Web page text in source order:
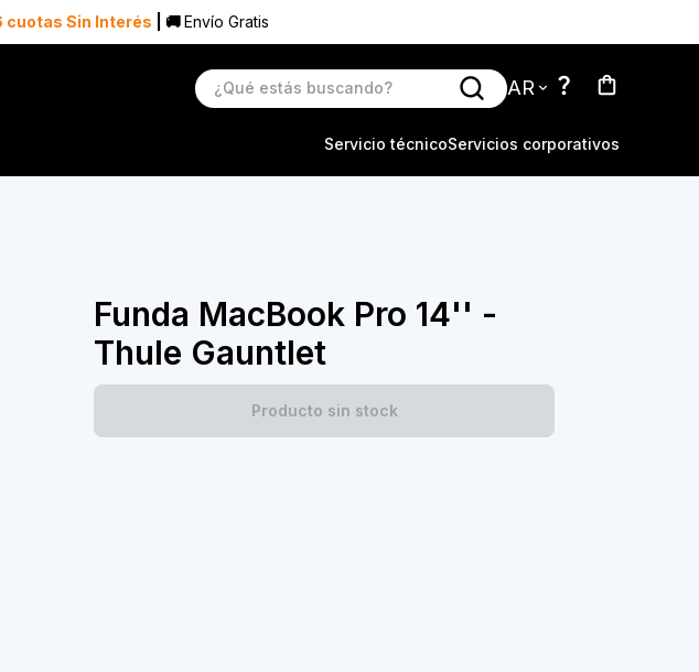
cuotas Sin Interés | 🚚Envío Gratis
AR
Servicio técnicoServicios corporativos
Funda MacBook Pro 14'' -
Thule Gauntlet
Producto sin stock